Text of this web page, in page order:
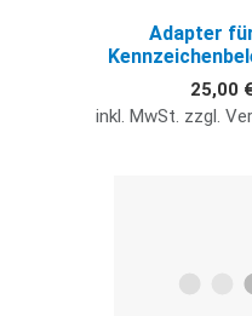
Adapter
25,00
inkl. MwSt. zzgl.